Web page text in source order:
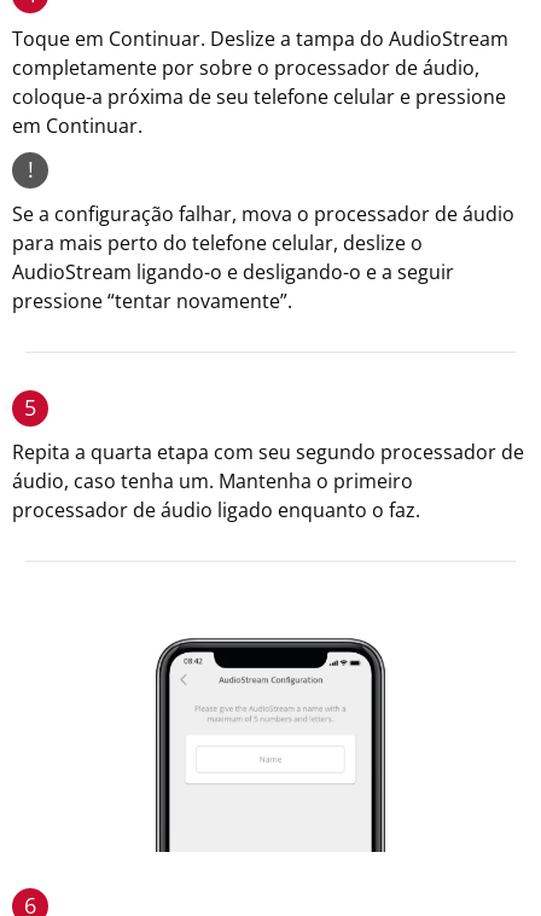
Toque em Continuar. Deslize a tampa do AudioStream
completamente por sobre o processador de áudio,
coloque-a próxima de seu telefone celular e pressione
em Continuar.
!
Se a configuração falhar, mova o processador de áudio
para mais perto do telefone celular, deslize o
AudioStream ligando-o e desligando-o e a seguir
pressione “tentar novamente”.
5
Repita a quarta etapa com seu segundo processador de
áudio, caso tenha um. Mantenha o primeiro
processador de áudio ligado enquanto o faz.
6